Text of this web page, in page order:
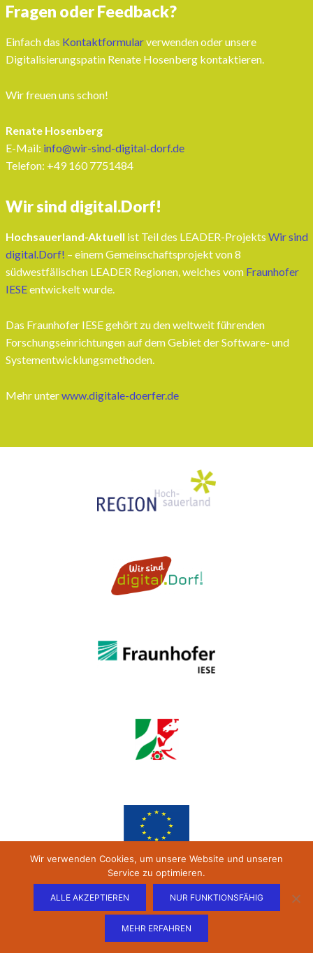
Fragen oder Feedback?
Einfach das Kontaktformularverwenden oder unsere
Digitalisierungspatin Renate Hosenberg kontaktieren.
Wir freuen uns schon!
Renate Hosenberg
E-Mail: info@wir-sind-digital-dorf.de
Telefon: ‭+49 160 7751484‬
Wir sind digital.Dorf!
Hochsauerland-Aktuell ist Teil des LEADER-Projekts Wir sind
digital.Dorf! – einem Gemeinschaftsprojekt von 8
südwestfälischen LEADER Regionen, welches vom Fraunhofer
IESEentwickelt wurde.
Das Fraunhofer IESE gehört zu den weltweit führenden
Forschungseinrichtungen auf dem Gebiet der Software- und
Systementwicklungsmethoden.
Mehr unterwww.digitale-doerfer.de
Wir verwenden Cookies, um unsere Website und unseren
Service zu optimieren.
ALLE AKZEPTIEREN NUR FUNKTIONSFÄHIG
MEHR ERFAHREN